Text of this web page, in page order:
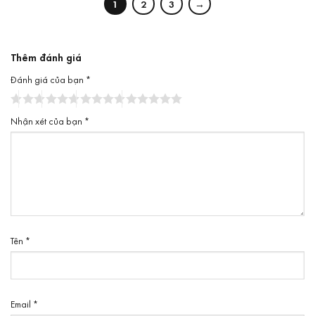
1 2 3 →
Thêm đánh giá
Đánh giá của bạn *
Nhận xét của bạn *
Tên *
Email *